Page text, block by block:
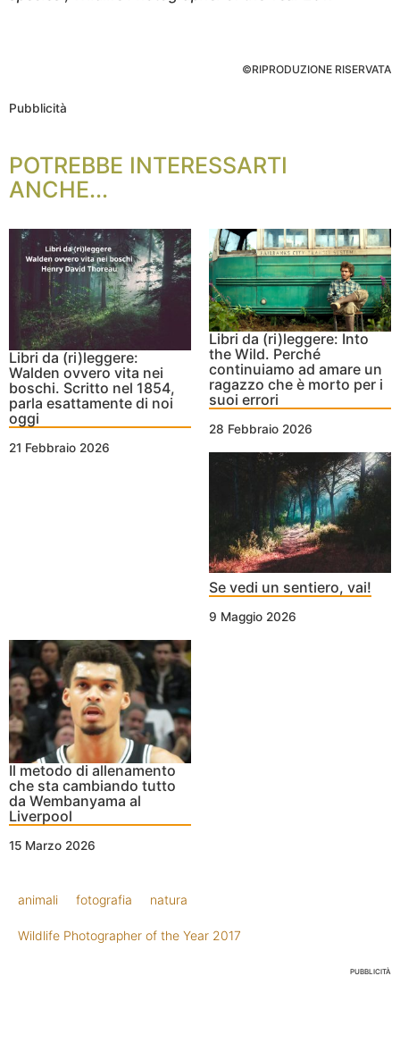
©RIPRODUZIONE RISERVATA
Pubblicità
POTREBBE INTERESSARTI
ANCHE...
Libri da (ri)leggere:
Walden ovvero vita nei
boschi. Scritto nel 1854,
parla esattamente di noi
oggi
21 Febbraio 2026
Libri da (ri)leggere: Into
the Wild. Perché
continuiamo ad amare un
ragazzo che è morto per i
suoi errori
28 Febbraio 2026
Se vedi un sentiero, vai!
9 Maggio 2026
Il metodo di allenamento
che sta cambiando tutto
da Wembanyama al
Liverpool
15 Marzo 2026
animali fotografia natura
Wildlife Photographer of the Year 2017
PUBBLICITÀ